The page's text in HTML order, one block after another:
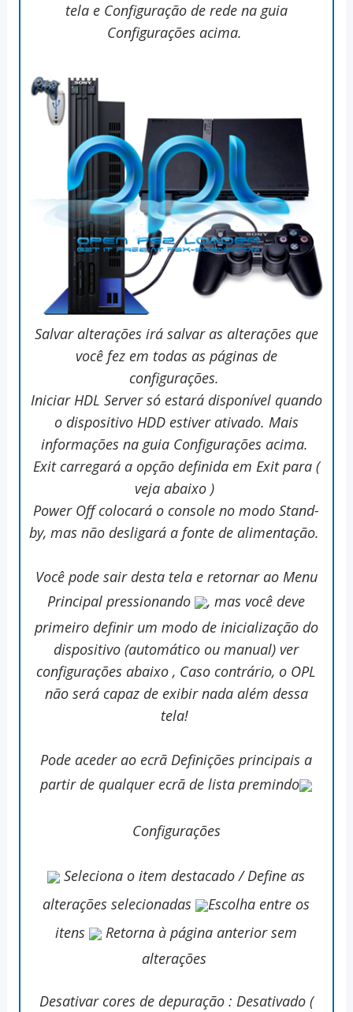
tela e Configuração de rede na guia
Configurações acima.
Salvar alterações irá salvar as alterações que
você fez em todas as páginas de
configurações.
Iniciar HDL Server só estará disponível quando
o dispositivo HDD estiver ativado. Mais
informações na guia Configurações acima.
Exit carregará a opção definida em Exit para (
veja abaixo )
Power Off colocará o console no modo Stand-
by, mas não desligará a fonte de alimentação.
Você pode sair desta tela e retornar ao Menu
Principal pressionando
, mas você deve
primeiro definir um modo de inicialização do
dispositivo (automático ou manual) ver
configurações abaixo , Caso contrário, o OPL
não será capaz de exibir nada além dessa
tela!
Pode aceder ao ecrã Definições principais a
partir de qualquer ecrã de lista premindo
Configurações
Seleciona o item destacado / Define as
alterações selecionadas
Escolha entre os
itens
Retorna à página anterior sem
alterações
Desativar cores de depuração : Desativado (